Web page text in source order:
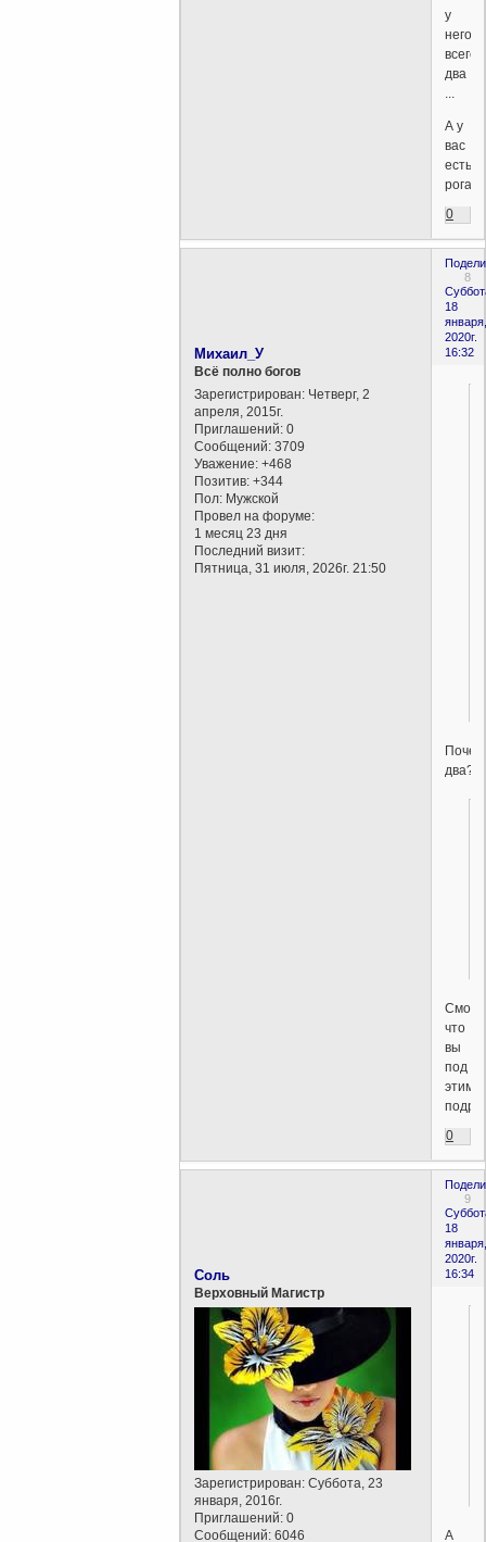
у
него
всего
два
...
А у
вас
есть
рога?
0
8
18
января,
2020г.
16:32
Михаил_У
Всё полно богов
Зарегистрирован: Четверг, 2
апреля, 2015г.
Приглашений: 0
Сообщений: 3709
Уважение: +468
Позитив: +344
Пол: Мужской
Провел на форуме:
1 месяц 23 дня
Последний визит:
Пятница, 31 июля, 2026г. 21:50
два?
что
вы
под
этим
0
9
18
января,
2020г.
16:34
Соль
Верховный Магистр
Зарегистрирован: Суббота, 23
января, 2016г.
Приглашений: 0
Сообщений: 6046
А